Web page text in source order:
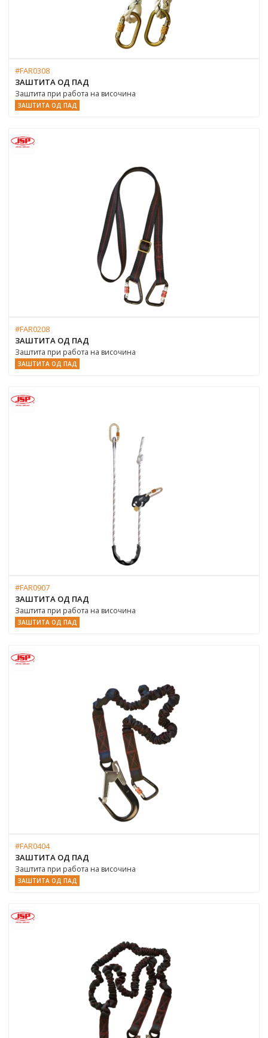
#FAR0308
ЗАШТИТА ОД ПАД
Заштита при работа на височина
ЗАШТИТА ОД ПАД
#FAR0208
ЗАШТИТА ОД ПАД
Заштита при работа на височина
ЗАШТИТА ОД ПАД
#FAR0907
ЗАШТИТА ОД ПАД
Заштита при работа на височина
ЗАШТИТА ОД ПАД
#FAR0404
ЗАШТИТА ОД ПАД
Заштита при работа на височина
ЗАШТИТА ОД ПАД